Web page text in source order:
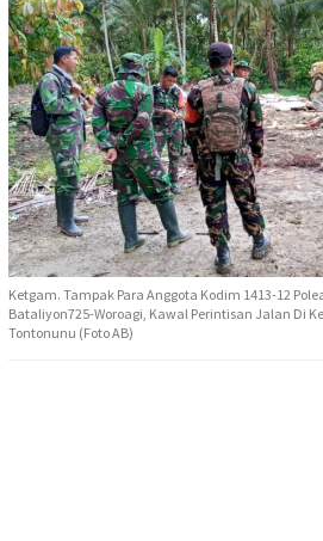
Ketgam. Tampak Para Anggota Kodim 1413-12
Bataliyon725-Woroagi, Kawal Perintisan Jalan Di
Tontonunu (Foto AB)